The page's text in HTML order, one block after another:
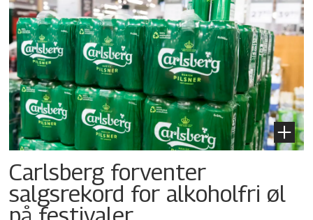
Carlsberg forventer
salgsrekord for alkoholfri øl